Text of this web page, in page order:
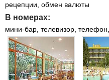
рецепции, обмен валюты
В номерах:
мини-бар, телевизор,